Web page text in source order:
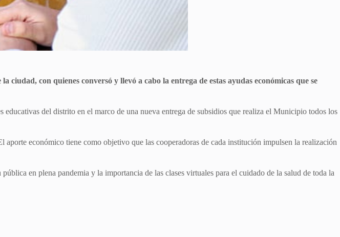
con quienes conversó y llevó a cabo la entrega de estas ayudas económicas que se
del distrito en el marco de una nueva entrega de subsidios que realiza el Municipio todos los
económico tiene como objetivo que las cooperadoras de cada institución impulsen la realización
en plena pandemia y la importancia de las clases virtuales para el cuidado de la salud de toda la